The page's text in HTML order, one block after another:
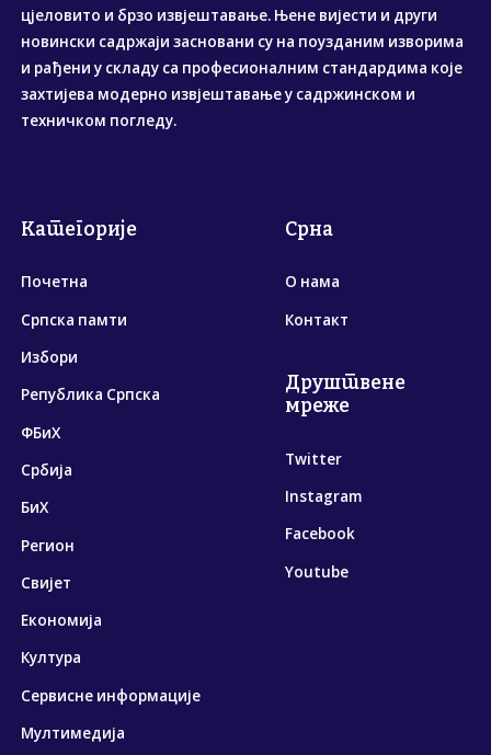
цјеловито и брзо извјештавање. Њене вијести и други
новински садржаји засновани су на поузданим изворима
и рађени у складу са професионалним стандардима које
захтијева модерно извјештавање у садржинском и
техничком погледу.
Категорије
Почетна
Српска памти
Избори
Република Српска
ФБиХ
Србија
БиХ
Регион
Свијет
Економија
Култура
Сервисне информације
Мултимедија
Срна
О нама
Контакт
Друштвене
мреже
Twitter
Instagram
Facebook
Youtube